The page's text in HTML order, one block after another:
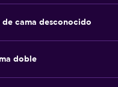
cama desconocido
doble